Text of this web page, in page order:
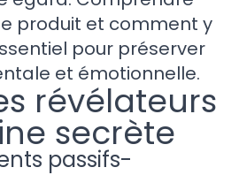
produit et comment y
pour préserver
et émotionnelle.
révélateurs
secrète
passifs-